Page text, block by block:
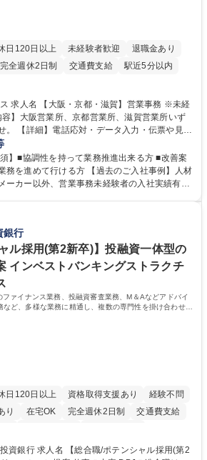
日120日以上 未経験者歓迎
退職金あり
完全週休2日制 交通費支給
駅近5分以内
※未経
。 【詳細】電話応対・データ入力・伝票や見積
客対応・営業所内で発生する事務業務や業務改
とが可能です。業務システムがきちんと構築さ
仕事に慣れることができる環境です。また、
賀】営業事務 ※未経験可
】■協調性を持って業務推進出来る方 ■改善案
務を進めて行ける方 【過去のご入社事例】人材
ーカー以外、営業事務未経験者の入社実績有
に合わせ、能動的なサポート、改善の動きも期
シャリストとして、チームに貢献し、結果的に
ることができます。平均19:30の退勤以降の業
おり、メリハリのある働き方となります。 学
高専 短大 語学力： 資格：
銀行
ル採用(第2新卒)】投融資一体型の
インベストバンキングストラクチ
ァイナンス業務、投融資審査業務、M＆Aなどアドバイ
ど、多様な業務に精通し、複数の専門性を掛け合わせて
。
日120日以上 資格取得支援あり
経験不問
り 在宅OK 完全週休2日制
交通費支給
り
ンシャル採用(第2